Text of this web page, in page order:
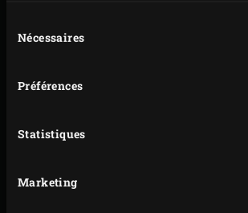
duNécessaires
Préférences
Statistiques
Marketing
second pain dans la foulée.
environ et insérez-les avec les
et la mozzarella râpée dans les
Saupoudrez de parmesan râpé.
et le thym en segments, et
sauteuse
et arrosez-le d’un filet